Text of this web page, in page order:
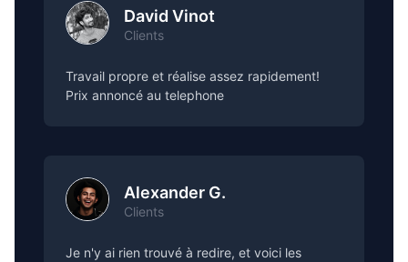
David Vinot
Clients
Travail propre et réalise assez rapidement!
Prix annoncé au telephone
Alexander G.
Clients
Je n'y ai rien trouvé à redire, et voici les